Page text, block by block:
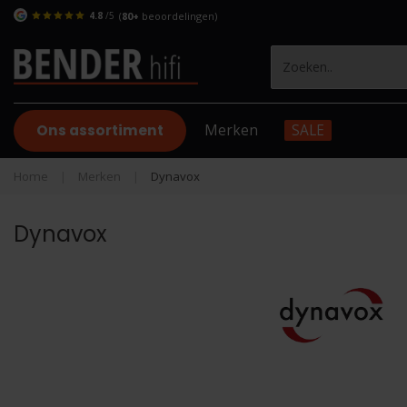
4.8 /5 (80+ beoordelingen)
Ons assortiment Merken SALE
Home Merken Dynavox
Dynavox